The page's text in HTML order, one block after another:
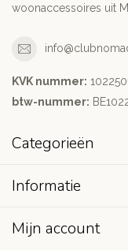
woonaccessoires uit
KVK nummer:
btw-nummer:
Categorieën
Informatie
Mijn account